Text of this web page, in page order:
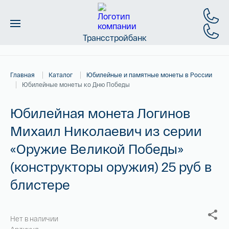
Трансстройбанк
Слитки
Золото
Новинки
Скидки
Магазин
Главная Каталог
Юбилейные и памятные монеты в России
Юбилейные монеты ко Дню Победы
Юбилейная монета Логинов
Михаил Николаевич из серии
«Оружие Великой Победы»
(конструкторы оружия) 25 руб в
блистере
Нет в наличии